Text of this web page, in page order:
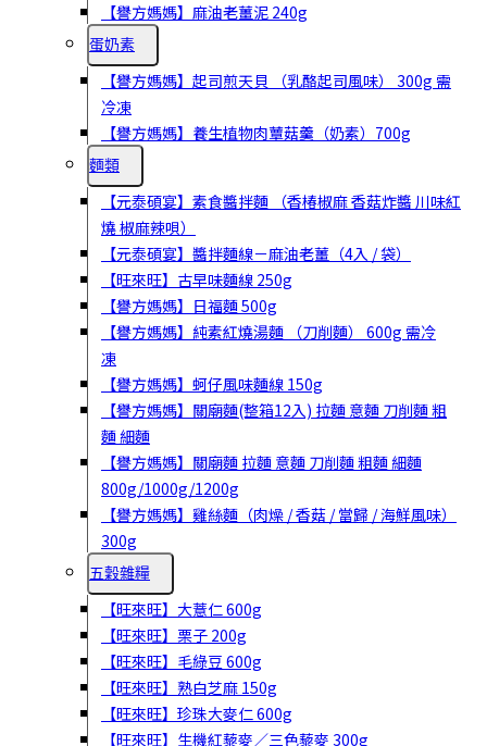
【譽方媽媽】麻油老薑泥 240g
蛋奶素
【譽方媽媽】起司煎天貝 （乳酪起司風味） 300g 需
冷凍
【譽方媽媽】養生植物肉蕈菇羹（奶素）700g
麵類
【元泰碩宴】素食醬拌麵 （香椿椒麻 香菇炸醬 川味紅
燒 椒麻辣唄）
【元泰碩宴】醬拌麵線－麻油老薑（4入 / 袋）
【旺來旺】古早味麵線 250g
【譽方媽媽】日福麵 500g
【譽方媽媽】純素紅燒湯麵 （刀削麵） 600g 需冷
凍
【譽方媽媽】蚵仔風味麵線 150g
【譽方媽媽】關廟麵(整箱12入) 拉麵 意麵 刀削麵 粗
麵 細麵
【譽方媽媽】關廟麵 拉麵 意麵 刀削麵 粗麵 細麵
800g/1000g/1200g
【譽方媽媽】雞絲麵（肉燥 / 香菇 / 當歸 / 海鮮風味）
300g
五穀雜糧
【旺來旺】大薏仁 600g
【旺來旺】栗子 200g
【旺來旺】毛綠豆 600g
【旺來旺】熟白芝麻 150g
【旺來旺】珍珠大麥仁 600g
【旺來旺】生機紅藜麥／三色藜麥 300g